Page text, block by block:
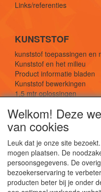
Links/referenties
KUNSTSTOF
kunststof toepassingen en
Kunststof en het milieu
Product informatie bladen
Kunststof bewerkingen
1,5 mtr oplossingen
SOCIALE MEDIA
Welkom! Deze
van cookies
Leuk dat je onze site
mogen plaatsen. De
persoonsgegevens. De
bezoekerservaring te
producten beter bij je onder